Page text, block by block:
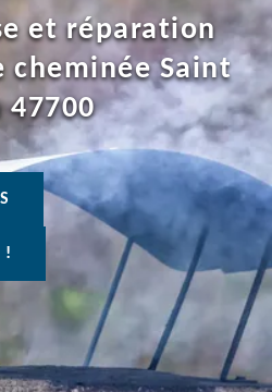
et réparation
cheminée Saint
!